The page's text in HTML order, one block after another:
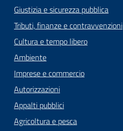
Giustizia e sicurezza pubblica
Tributi, finanze e contravvenzioni
Cultura e tempo libero
Ambiente
Imprese e commercio
Autorizzazioni
Appalti pubblici
Agricoltura e pesca